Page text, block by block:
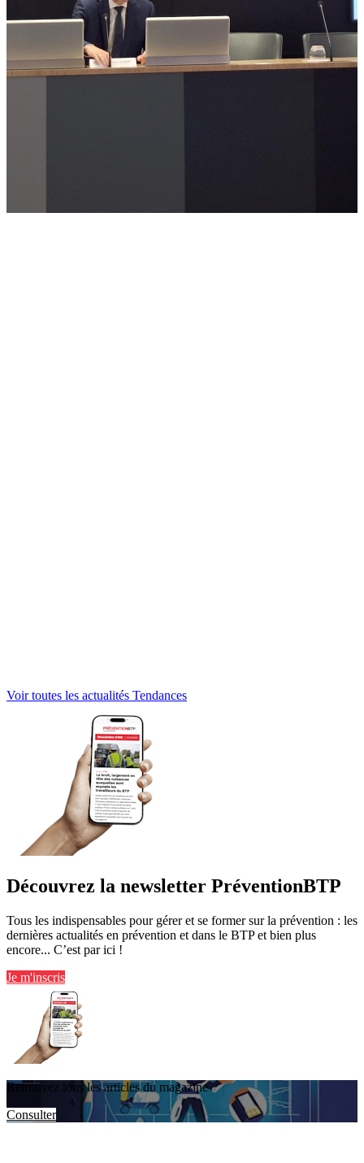
Voir toutes les actualités Tendances
Découvrez la newsletter PréventionBTP
Tous les indispensables pour gérer et se former sur la prévention : les
dernières actualités en prévention et dans le BTP et bien plus
encore... C’est par ici !
Je m'inscris
Retrouvez tous les articles du magazine
Consulter